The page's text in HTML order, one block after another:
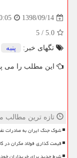
1398/09/14
5.0
/
5
تگهای خبر:
پنبه
این مطلب را می
تازه ترین مطالب
شوک جنگ ایران به صادرات
قیمت گذاری فولاد مکران در